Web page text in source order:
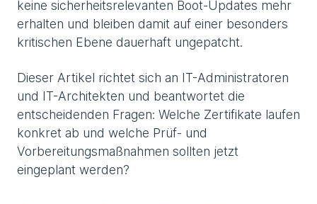
keine sicherheitsrelevanten Boot-Updates mehr
erhalten und bleiben damit auf einer besonders
kritischen Ebene dauerhaft ungepatcht.
Dieser Artikel richtet sich an IT-Administratoren
und IT-Architekten und beantwortet die
entscheidenden Fragen: Welche Zertifikate laufen
konkret ab und welche Prüf- und
Vorbereitungsmaßnahmen sollten jetzt
eingeplant werden?